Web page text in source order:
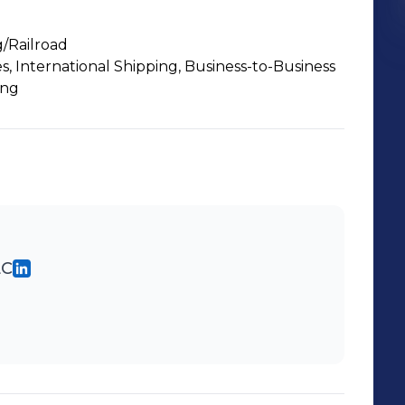
International Shipping, Business-to-Business